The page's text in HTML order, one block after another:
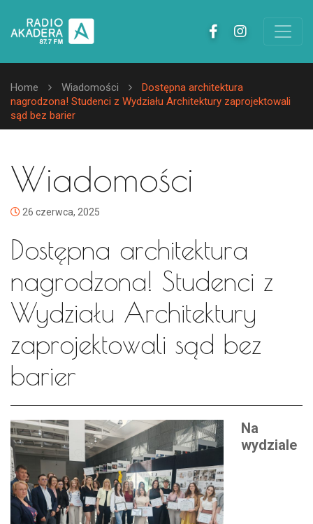
Home Wiadomości
Dostępna architektura
nagrodzona! Studenci z Wydziału Architektury zaprojektowali
sąd bez barier
Wiadomości
26 czerwca, 2025
Dostępna architektura
nagrodzona! Studenci z
Wydziału Architektury
zaprojektowali sąd bez
barier
Na
wydziale